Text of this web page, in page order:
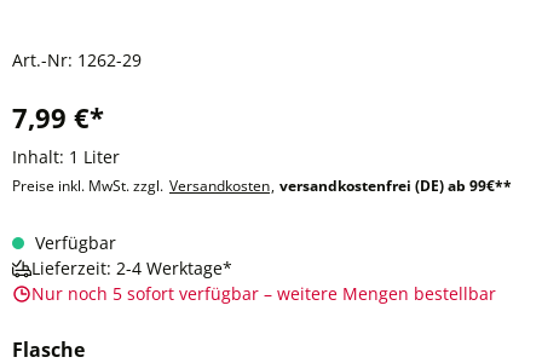
Art.-Nr: 1262-29
7,99 €*
Inhalt: 1 Liter
Preise inkl. MwSt. zzgl. Versandkosten, versandkostenfrei (DE) ab 99€**
Verfügbar
Lieferzeit: 2-4 Werktage*
Nur noch 5 sofort verfügbar – weitere Mengen bestellbar
Flasche